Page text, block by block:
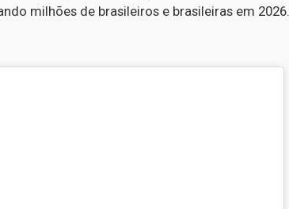
milhões de brasileiros e brasileiras em 2026.